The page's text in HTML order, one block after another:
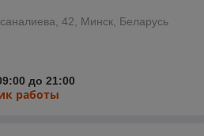
42, Минск, Беларусь
до 21:00
работы